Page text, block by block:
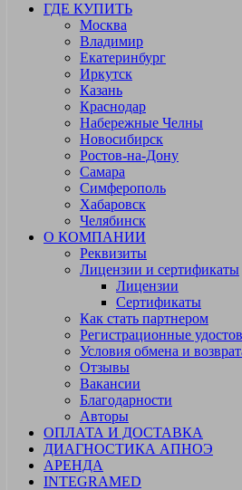
ГДЕ КУПИТЬ
Москва
Владимир
Екатеринбург
Иркутск
Казань
Краснодар
Набережные Челны
Новосибирск
Ростов-на-Дону
Самара
Симферополь
Хабаровск
Челябинск
О КОМПАНИИ
Реквизиты
Лицензии и сертификаты
Лицензии
Сертификаты
Как стать партнером
Регистрационные
Условия обмена и
Отзывы
Вакансии
Благодарности
Авторы
ОПЛАТА И ДОСТАВКА
ДИАГНОСТИКА АПНОЭ
АРЕНДА
INTEGRAMED